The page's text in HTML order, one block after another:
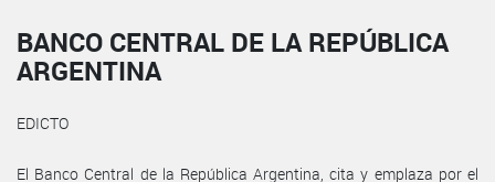
BANCO CENTRAL DE LA REPÚBLICA
ARGENTINA
EDICTO
El Banco Central de la República Argentina, cita y emplaza por el